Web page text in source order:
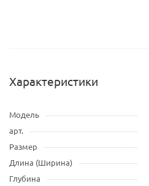
Характеристики
Модель
арт.
Размер
Длина (Ширина)
Глубина